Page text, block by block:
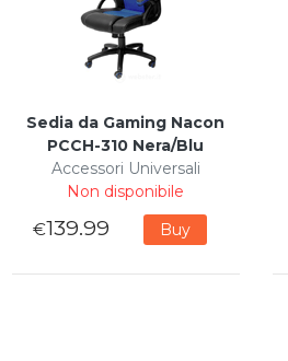
Sedia da Gaming Nacon
PCCH-310 Nera/Blu
Accessori Universali
Non disponibile
€139.99 Buy